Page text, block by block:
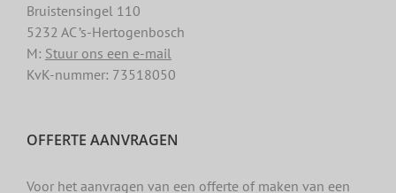
Bruistensingel 110
5232 AC ’s-Hertogenbosch
M: Stuur ons een e-mail
KvK-nummer: 73518050
OFFERTE AANVRAGEN
Voor het aanvragen van een offerte of maken van een